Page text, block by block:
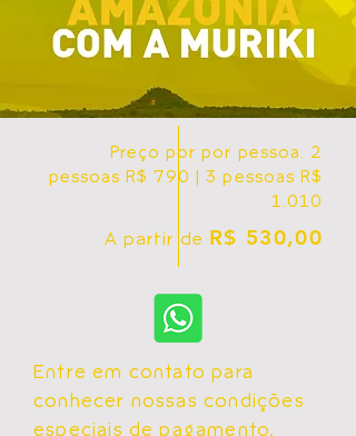
Preço por por pessoa. 2
pessoas R$ 790 | 3 pessoas R$
1.010
A partir de R$ 530,00
Entre em contato para
conhecer nossas condições
especiais de pagamento.